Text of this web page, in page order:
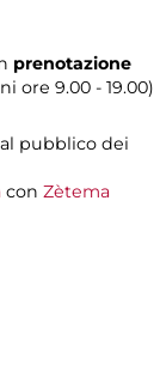
prenotazione
ore 9.00 - 19.00)
pubblico dei
con Zètema